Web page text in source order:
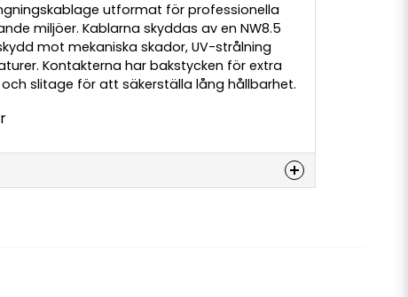
utformat för professionella
miljöer. Kablarna skyddas av en NW8.5
mot mekaniska skador, UV-strålning
Kontakterna har bakstycken för extra
slitage för att säkerställa lång hållbarhet.